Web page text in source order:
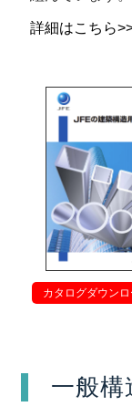
詳細はこちら
カタログダウン
一般構